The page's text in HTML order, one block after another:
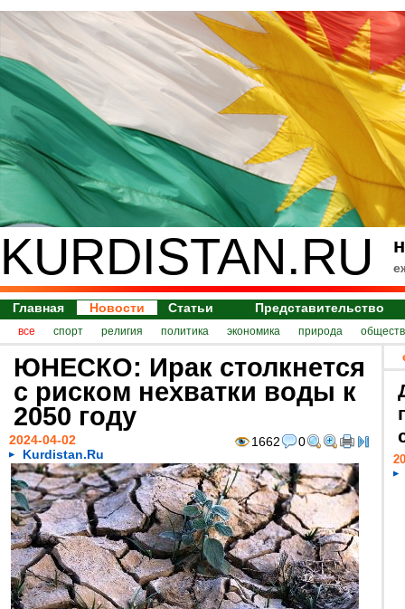
KURDISTAN.RU
Главная Новости Статьи Представительство
все спорт религия политика экономика природа
ЮНЕСКО: Ирак столкнется
с риском нехватки воды к
2050 году
1662 0
2024-04-02
Kurdistan.Ru